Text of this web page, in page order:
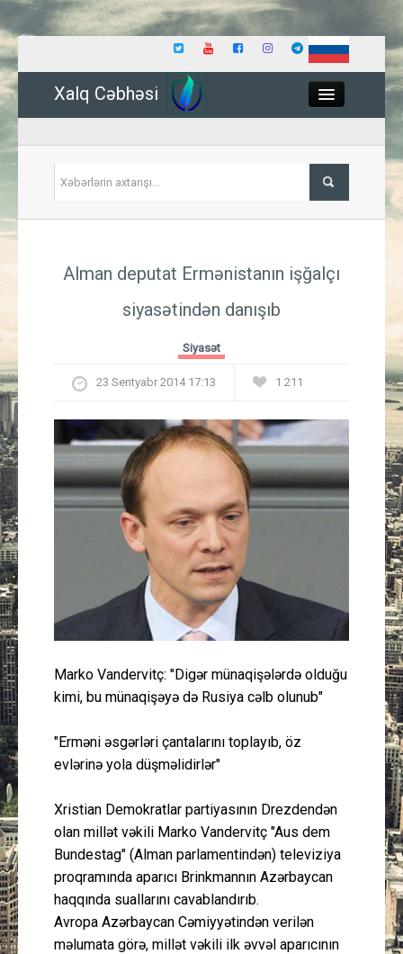
Xalq Cəbhəsi
İqtisadiyyat
Güney Azərbaycan
Mədəniyyət
Müsahibə
Cəmiyyət
Peşə etikası
Alman deputat Ermənistanın işğalçı
siyasətindən danışıb
Siyasət
23 Sentyabr 2014 17:13 1 211
Marko Vandervitç: "Digər münaqişələrdə olduğu
kimi, bu münaqişəyə də Rusiya cəlb olunub"
"Erməni əsgərləri çantalarını toplayıb, öz
evlərinə yola düşməlidirlər"
Xristian Demokratlar partiyasının Drezdendən
olan millət vəkili Marko Vandervitç "Aus dem
Bundestag" (Alman parlamentindən) televiziya
proqramında aparıcı Brinkmannın Azərbaycan
haqqında suallarını cavablandırıb.
Avropa Azərbaycan Cəmiyyətindən verilən
məlumata görə, millət vəkili ilk əvvəl aparıcının